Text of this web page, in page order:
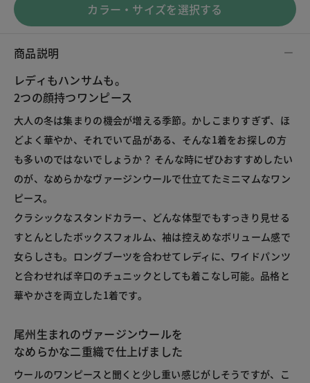
カラー・サイズを選択する
商品説明
レディもハンサムも。
2つの顔持つワンピース
大人の冬は集まりの機会が増える季節。かしこまりすぎず、ほ
どよく華やか、それでいて品がある、そんな1着をお探しの方
も多いのではないでしょうか？ そんな時にぜひおすすめしたい
のが、なめらかなヴァージンウールで仕立てたミニマムなワン
ピース。
クラシックなスタンドカラー、どんな体型でもすっきり見せる
すとんとしたボックスフォルム、袖は控えめなボリューム感で
女らしさも。ロングブーツを合わせてレディに、ワイドパンツ
と合わせれば辛口のチュニックとしても着こなし可能。品格と
華やかさを両立した1着です。
尾州生まれのヴァージンウールを
なめらかな二重織で仕上げました
ウールのワンピースと聞くと少し重い感じがしそうですが、こ